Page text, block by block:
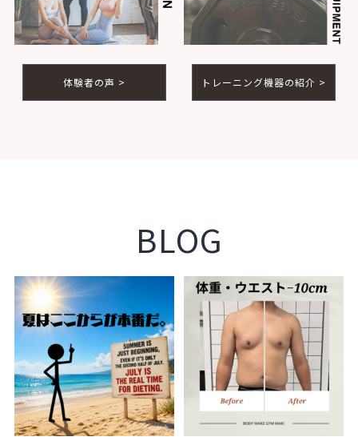
体験者の声 > トレーニング機器の紹介 >
BLOG